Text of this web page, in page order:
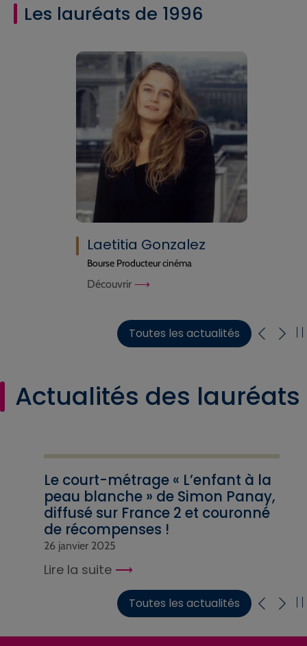
Les lauréats de 1996
Laetitia Gonzalez
Bourse Producteur cinéma
Découvrir
Toutes les actualités
Actualités des lauréats
Le court-métrage « L’enfant à la
peau blanche » de Simon Panay,
diffusé sur France 2 et couronné
de récompenses !
26 janvier 2025
Lire la suite
Toutes les actualités